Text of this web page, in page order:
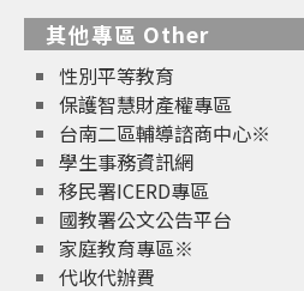
其他專區 Other
性別平等教育
保護智慧財產權專區
台南二區輔導諮商中心※
學生事務資訊網
移民署ICERD專區
國教署公文公告平台
家庭教育專區※
代收代辦費